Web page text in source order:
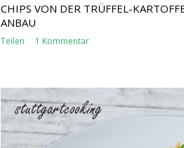
CHIPS VON DER TRÜFFEL-
ANBAU
Teilen 1 Kommentar